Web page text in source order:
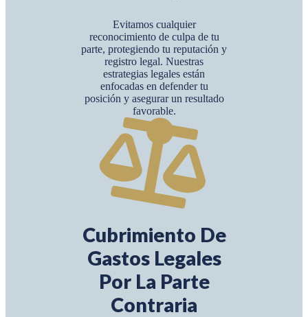
Evitamos cualquier
reconocimiento de culpa de tu
parte, protegiendo tu reputación y
registro legal. Nuestras
estrategias legales están
enfocadas en defender tu
posición y asegurar un resultado
favorable.
Cubrimiento De
Gastos Legales
Por La Parte
Contraria